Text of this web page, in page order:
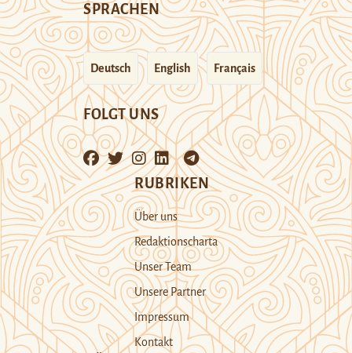
SPRACHEN
Deutsch English Français
FOLGT UNS
RUBRIKEN
Über uns
Redaktionscharta
Unser Team
Unsere Partner
Impressum
Kontakt